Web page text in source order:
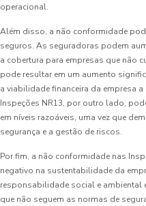
operacional.
Além disso, a não conformidade
seguros. As seguradoras podem
a cobertura para empresas que não
pode resultar em um aumento
a viabilidade financeira da empresa
Inspeções NR13, por outro lado,
em níveis razoáveis, uma vez que
segurança e a gestão de riscos.
Por fim, a não conformidade nas
negativo na sustentabilidade da
responsabilidade social e ambiental
que não seguem as normas de